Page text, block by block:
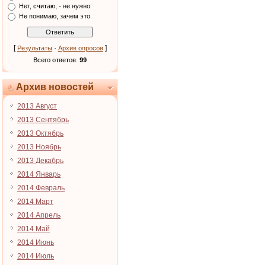
Нет, считаю, - не нужно
Не понимаю, зачем это
[ Результаты· Архив опросов]
Всего ответов: 99
Архив новостей
2013 Август
2013 Сентябрь
2013 Октябрь
2013 Ноябрь
2013 Декабрь
2014 Январь
2014 Февраль
2014 Март
2014 Апрель
2014 Май
2014 Июнь
2014 Июль